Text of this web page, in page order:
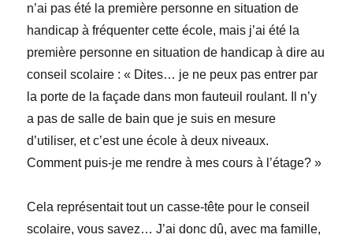
n’ai pas été la première personne en situation de
handicap à fréquenter cette école, mais j’ai été la
première personne en situation de handicap à dire au
conseil scolaire : « Dites… je ne peux pas entrer par
la porte de la façade dans mon fauteuil roulant. Il n’y
a pas de salle de bain que je suis en mesure
d’utiliser, et c’est une école à deux niveaux.
Comment puis-je me rendre à mes cours à l’étage? »
Cela représentait tout un casse-tête pour le conseil
scolaire, vous savez… J’ai donc dû, avec ma famille,